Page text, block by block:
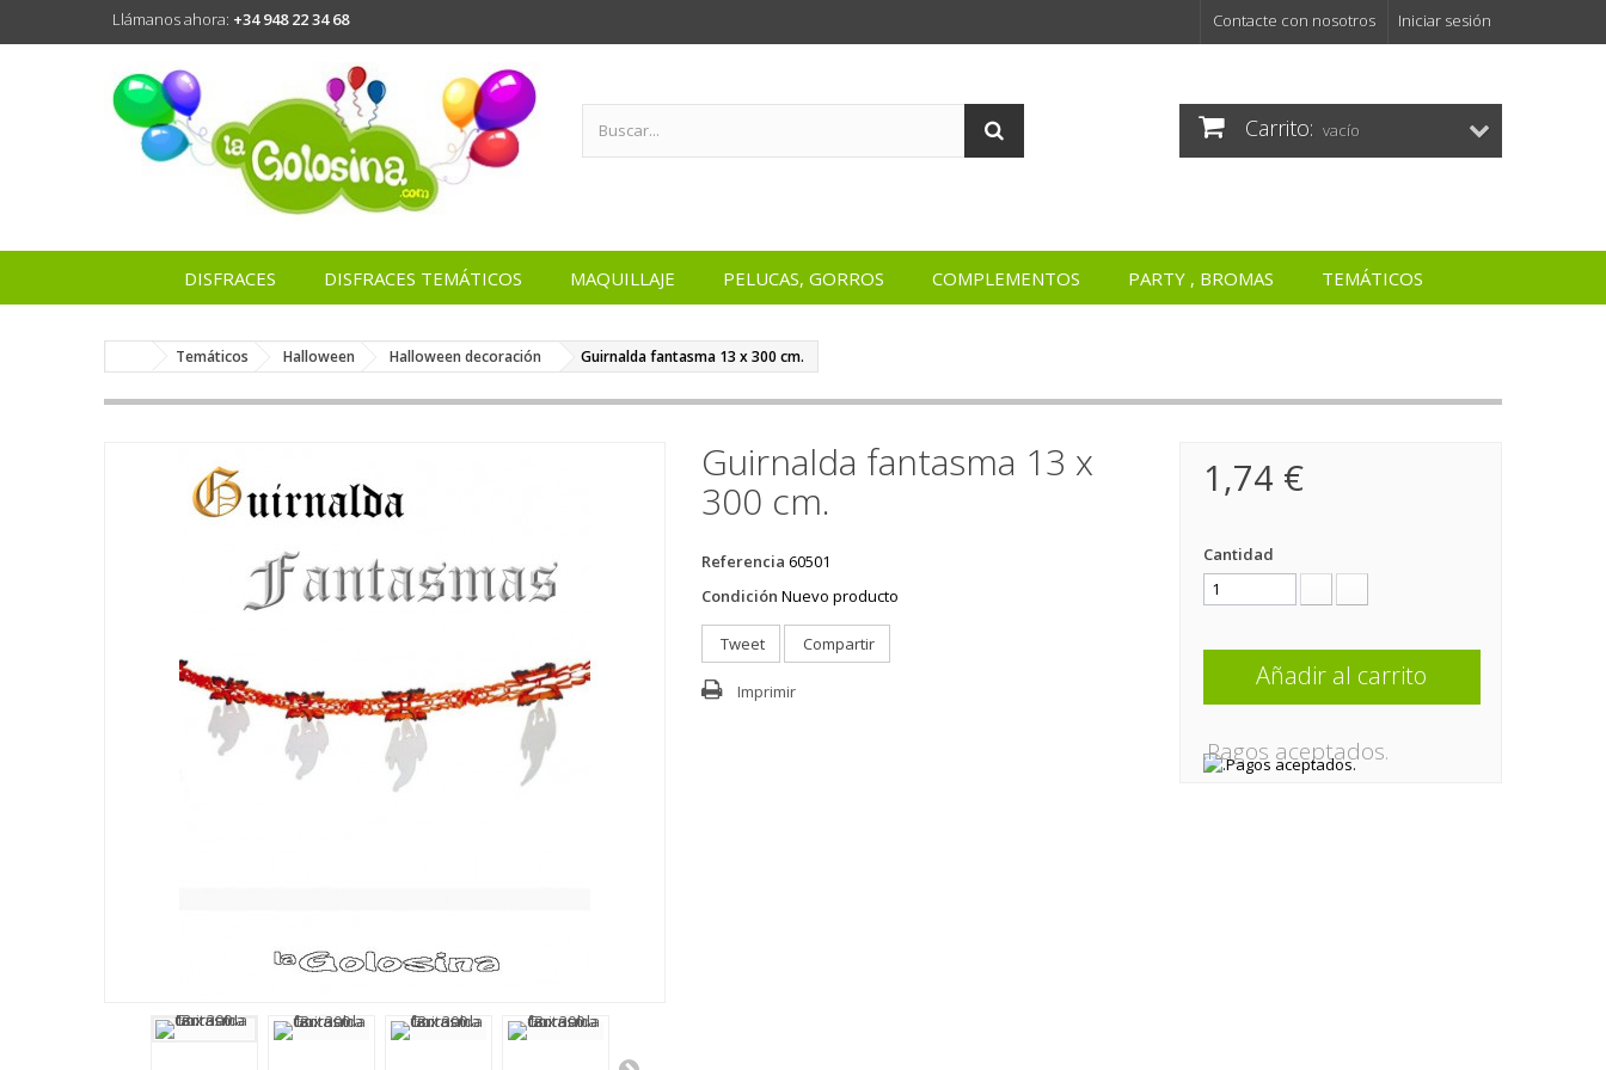
Iniciar sesión
Contacte con nosotros
Llámanos ahora: +34 948 22 34 68
Carrito: vacío
DISFRACES DISFRACES TEMÁTICOS MAQUILLAJE PELUCAS, GORROS COMPLEMENTOS PARTY , BROMAS TEMÁTICOS
Temáticos Halloween Halloween decoración Guirnalda fantasma 13 x 300 cm.
Guirnalda fantasma 13 x
300 cm.
Referencia 60501
Condición Nuevo producto
Tweet Compartir
Imprimir
1,74 €
Cantidad
Añadir al carrito
.Pagos aceptados.